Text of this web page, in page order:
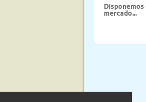
Disponemos
mercado...